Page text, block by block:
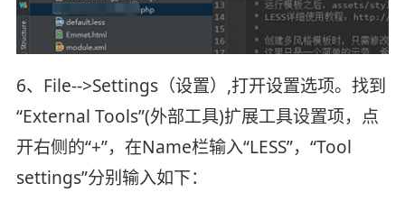
6、File-->Settings（设置）,打开设置选项。找到
“External Tools”(外部工具)扩展工具设置项，点
开右侧的“+”，在Name栏输入“LESS”，“Tool
settings”分别输入如下：